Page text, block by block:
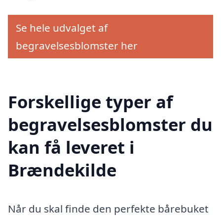
Se hele udvalget af
begravelsesblomster her
Forskellige typer af
begravelsesblomster du
kan få leveret i
Brændekilde
Når du skal finde den perfekte bårebuket